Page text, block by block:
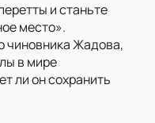
и станьте
место».
чиновника Жадова,
в мире
ли он сохранить